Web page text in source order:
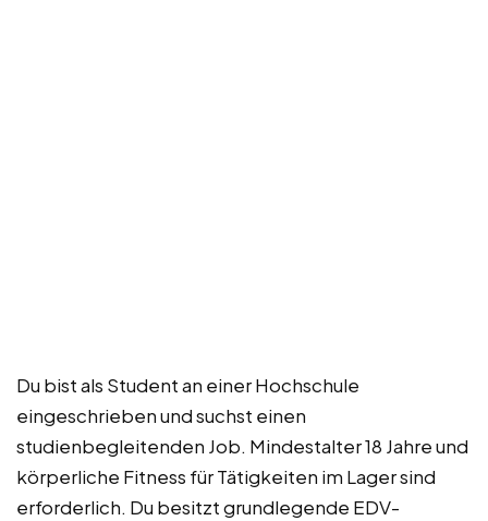
Du bist als Student an einer Hochschule
eingeschrieben und suchst einen
studienbegleitenden Job. Mindestalter 18 Jahre und
körperliche Fitness für Tätigkeiten im Lager sind
erforderlich. Du besitzt grundlegende EDV-